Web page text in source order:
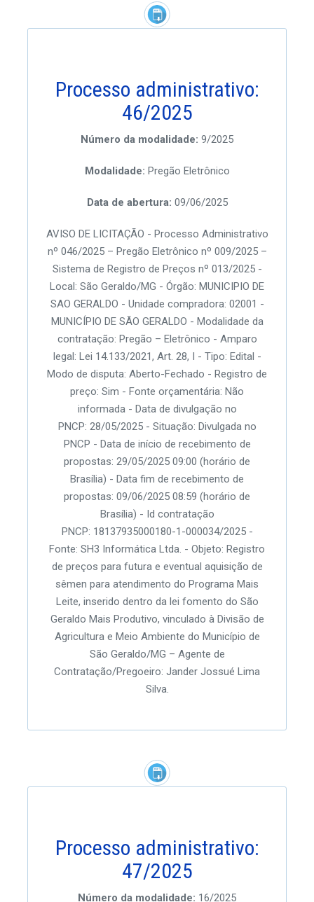
Processo administrativo:
46/2025
Número da modalidade: 9/2025
Modalidade: Pregão Eletrônico
Data de abertura: 09/06/2025
AVISO DE LICITAÇÃO - Processo Administrativo
nº 046/2025 – Pregão Eletrônico nº 009/2025 –
Sistema de Registro de Preços nº 013/2025 -
Local: São Geraldo/MG - Órgão: MUNICIPIO DE
SAO GERALDO - Unidade compradora: 02001 -
MUNICÍPIO DE SÃO GERALDO - Modalidade da
contratação: Pregão – Eletrônico - Amparo
legal: Lei 14.133/2021, Art. 28, I - Tipo: Edital -
Modo de disputa: Aberto-Fechado - Registro de
preço: Sim - Fonte orçamentária: Não
informada - Data de divulgação no
PNCP: 28/05/2025 - Situação: Divulgada no
PNCP - Data de início de recebimento de
propostas: 29/05/2025 09:00 (horário de
Brasília) - Data fim de recebimento de
propostas: 09/06/2025 08:59 (horário de
Brasília) - Id contratação
PNCP: 18137935000180-1-000034/2025 -
Fonte: SH3 Informática Ltda. - Objeto: Registro
de preços para futura e eventual aquisição de
sêmen para atendimento do Programa Mais
Leite, inserido dentro da lei fomento do São
Geraldo Mais Produtivo, vinculado à Divisão de
Agricultura e Meio Ambiente do Município de
São Geraldo/MG – Agente de
Contratação/Pregoeiro: Jander Jossué Lima
Silva.
Processo administrativo:
47/2025
Número da modalidade: 16/2025